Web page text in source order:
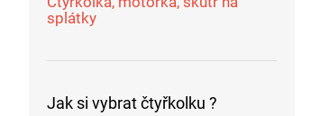
splátky
Jak si vybrat čtyřkolku ?